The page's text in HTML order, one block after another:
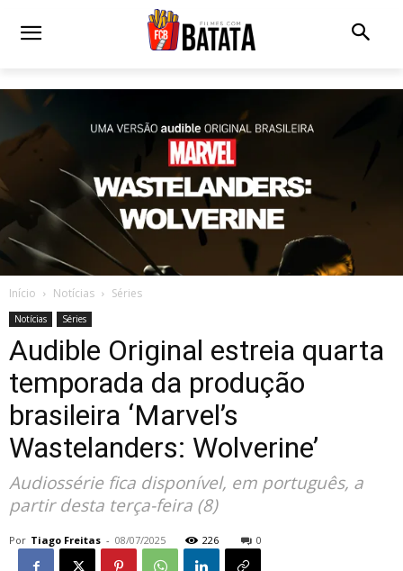
Início Notícias Séries
Notícias Séries
Audible Original estreia quarta
temporada da produção
brasileira ‘Marvel’s
Wastelanders: Wolverine’
Audiossérie fica disponível, em português, a
partir desta terça-feira (8)
Por Tiago Freitas - 08/07/2025 226 0